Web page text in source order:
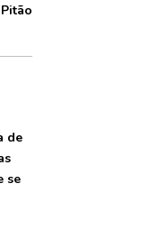
de
se